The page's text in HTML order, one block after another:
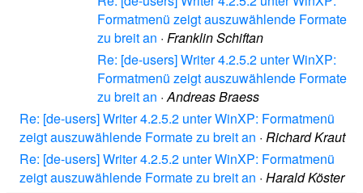
Formatmenü zeigt auszuwählende Formate
zu breit an · Franklin Schiftan
Re: [de-users] Writer 4.2.5.2 unter WinXP:
Formatmenü zeigt auszuwählende Formate
zu breit an ·Andreas Braess
Re: [de-users] Writer 4.2.5.2 unter WinXP: Formatmenü
zeigt auszuwählende Formate zu breit an · Richard Kraut
Re: [de-users] Writer 4.2.5.2 unter WinXP: Formatmenü
zeigt auszuwählende Formate zu breit an · Harald Köster